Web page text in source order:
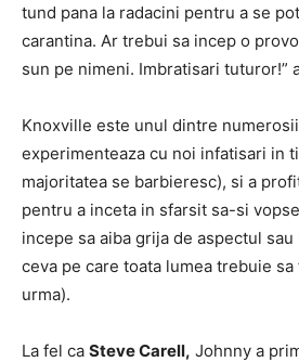
tund pana la radacini pentru a se
carantina. Ar trebui sa incep o
sun pe nimeni. Imbratisari tuturor!”
Knoxville este unul dintre
experimenteaza cu noi infatisari in
majoritatea se barbieresc), si a
pentru a inceta in sfarsit sa-si
incepe sa aiba grija de aspectul
ceva pe care toata lumea trebuie
urma).
La fel ca Steve Carell, Johnny a